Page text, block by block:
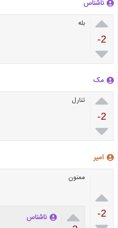
ناشناس

-2

بله
مک

-2

تنارل
امیر

-2
ممنون
 ناشناس